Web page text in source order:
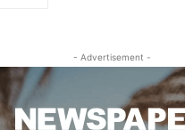
- Advertisement -